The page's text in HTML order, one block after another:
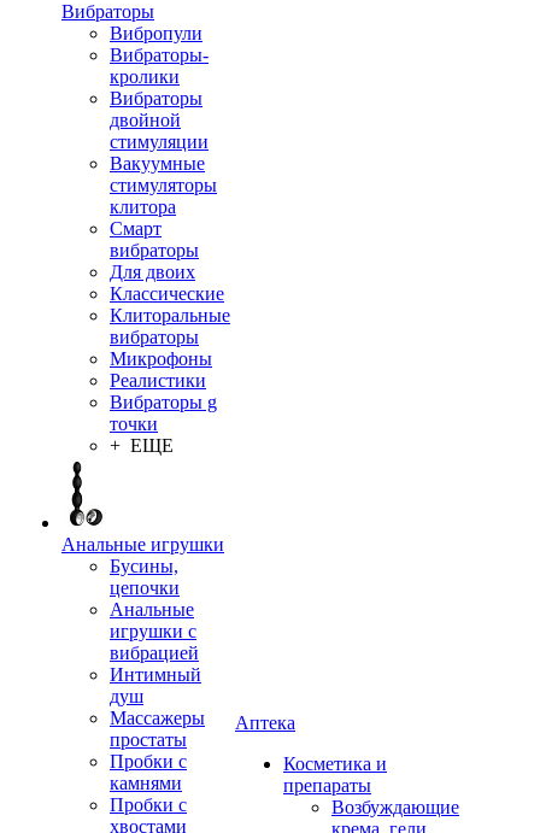
Вибраторы
Вибропули
Вибраторы-
кролики
Вибраторы
двойной
стимуляции
Вакуумные
стимуляторы
клитора
Смарт
вибраторы
Для двоих
Классические
Клиторальные
вибраторы
Микрофоны
Реалистики
Вибраторы g
точки
+ ЕЩЕ
Анальные игрушки
Бусины,
цепочки
Анальные
игрушки с
вибрацией
Интимный
душ
Массажеры
простаты
Пробки с
камнями
Пробки с
хвостами
Аптека
Косметика и
препараты
Возбуждающие
крема, гели